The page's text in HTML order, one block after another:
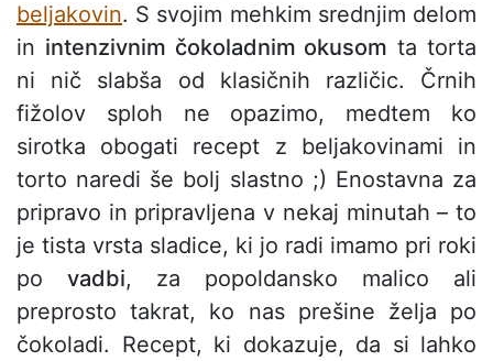
beljakovin. S svojim mehkim srednjim delom
in intenzivnim čokoladnim okusom ta torta
ni nič slabša od klasičnih različic. Črnih
fižolov sploh ne opazimo, medtem ko
sirotka obogati recept z beljakovinami in
torto naredi še bolj slastno ;) Enostavna za
pripravo in pripravljena v nekaj minutah – to
je tista vrsta sladice, ki jo radi imamo pri roki
po vadbi, za popoldansko malico ali
preprosto takrat, ko nas prešine želja po
čokoladi. Recept, ki dokazuje, da si lahko